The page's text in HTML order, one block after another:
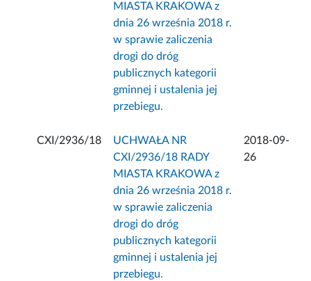
MIASTA KRAKOWA z
dnia 26 września 2018 r.
w sprawie zaliczenia
drogi do dróg
publicznych kategorii
gminnej i ustalenia jej
przebiegu.
CXI/2936/18
UCHWAŁA NR
CXI/2936/18 RADY
MIASTA KRAKOWA z
dnia 26 września 2018 r.
w sprawie zaliczenia
drogi do dróg
publicznych kategorii
gminnej i ustalenia jej
przebiegu.
2018-09-
26